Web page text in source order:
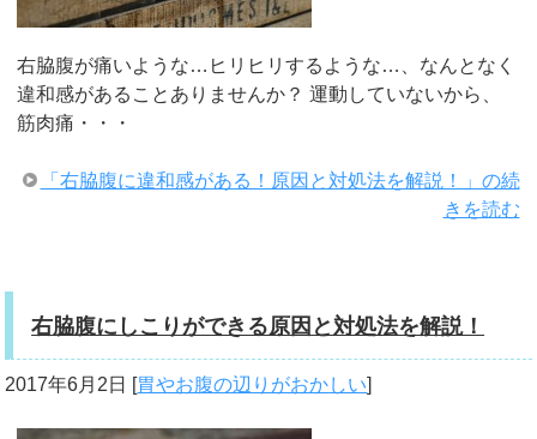
右脇腹が痛いような…ヒリヒリするような…、なんとなく
違和感があることありませんか？ 運動していないから、
筋肉痛・・・
「右脇腹に違和感がある！原因と対処法を解説！」の続
きを読む
右脇腹にしこりができる原因と対処法を解説！
2017年6月2日 [胃やお腹の辺りがおかしい]